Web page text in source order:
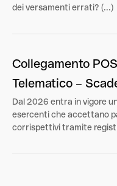
dei versamenti errati? (...)
Collegamento
Telematico –
Dal 2026 entra in vigore
esercenti che accettano
corrispettivi tramite